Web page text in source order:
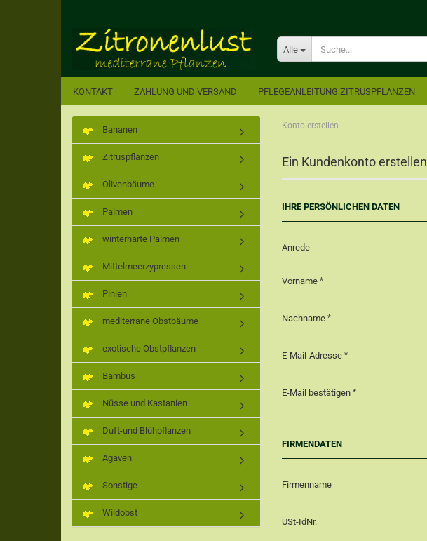
Alle
KONTAKT ZAHLUNG UND VERSAND PFLEGEANLEITUNG ZITRUSPFLANZEN
Konto erstellen
Ein Kundenkonto erstellen
IHRE PERSÖNLICHEN DATEN
Anrede
Vorname
Nachname
E-Mail-Adresse
E-Mail bestätigen
FIRMENDATEN
Firmenname
USt-IdNr.
Bananen
Zitruspflanzen
Olivenbäume
Palmen
winterharte Palmen
Mittelmeerzypressen
Pinien
mediterrane Obstbäume
exotische Obstpflanzen
Bambus
Nüsse und Kastanien
Duft-und Blühpflanzen
Agaven
Sonstige
Wildobst